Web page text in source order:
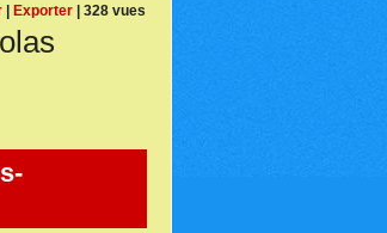
| Exporter | 328 vues